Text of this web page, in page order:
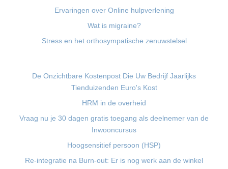
De Onzichtbare Kostenpost Die Uw Bedrijf Jaarlijks
Tienduizenden Euro's Kost
HRM in de overheid
Vraag nu je 30 dagen gratis toegang als deelnemer van de
Inwooncursus
Hoogsensitief persoon (HSP)
Re-integratie na Burn-out: Er is nog werk aan de winkel
Ervaringen over Online hulpverlening
Wat is migraine?
Stress en het orthosympatische zenuwstelsel